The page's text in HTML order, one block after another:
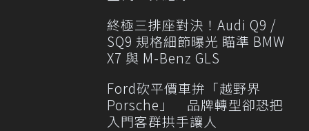
終極三排座對決！Audi Q9 /
SQ9 規格細節曝光 瞄準 BMW
X7 與 M-Benz GLS
Ford砍平價車拚「越野界
Porsche」 品牌轉型卻恐把
入門客群拱手讓人